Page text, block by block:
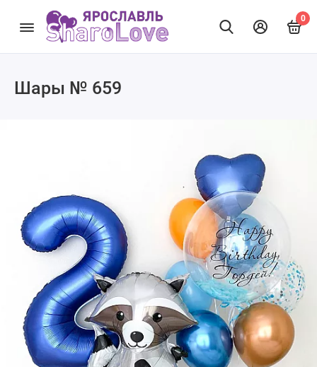
0
Шары № 659